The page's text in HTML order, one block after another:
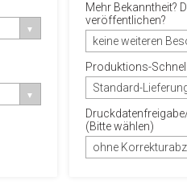
Mehr Bekanntheit?
veröffentlichen?
keine weiteren
Produktions-
Standard-
(Bitte wählen)
ohne